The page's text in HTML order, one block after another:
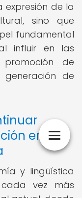
expresión de la
sino que
fundamental
influir en las
promoción de
de
entre
y lingüística
vez más